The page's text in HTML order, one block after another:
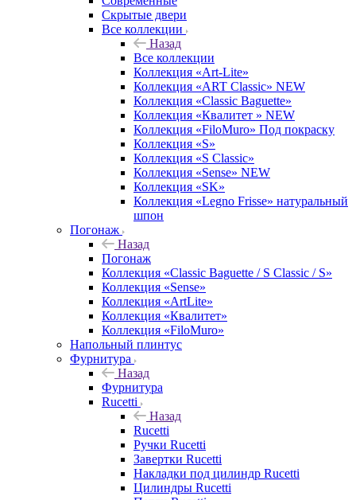
Скрытые двери
Все коллекции
Назад
Все коллекции
Коллекция «Art-Lite»
Коллекция «ART Classic» NEW
Коллекция «Classic Baguette»
Коллекция «Квалитет » NEW
Коллекция «FiloMuro» Под покраску
Коллекция «S»
Коллекция «S Classic»
Коллекция «Sense» NEW
Коллекция «SK»
Коллекция «Legno Frisse» натуральный
шпон
Погонаж
Назад
Погонаж
Коллекция «Classic Baguette / S Classic / S»
Коллекция «Sense»
Коллекция «ArtLite»
Коллекция «Квалитет»
Коллекция «FiloMuro»
Напольный плинтус
Фурнитура
Назад
Фурнитура
Rucetti
Назад
Rucetti
Ручки Rucetti
Завертки Rucetti
Накладки под цилиндр Rucetti
Цилиндры Rucetti